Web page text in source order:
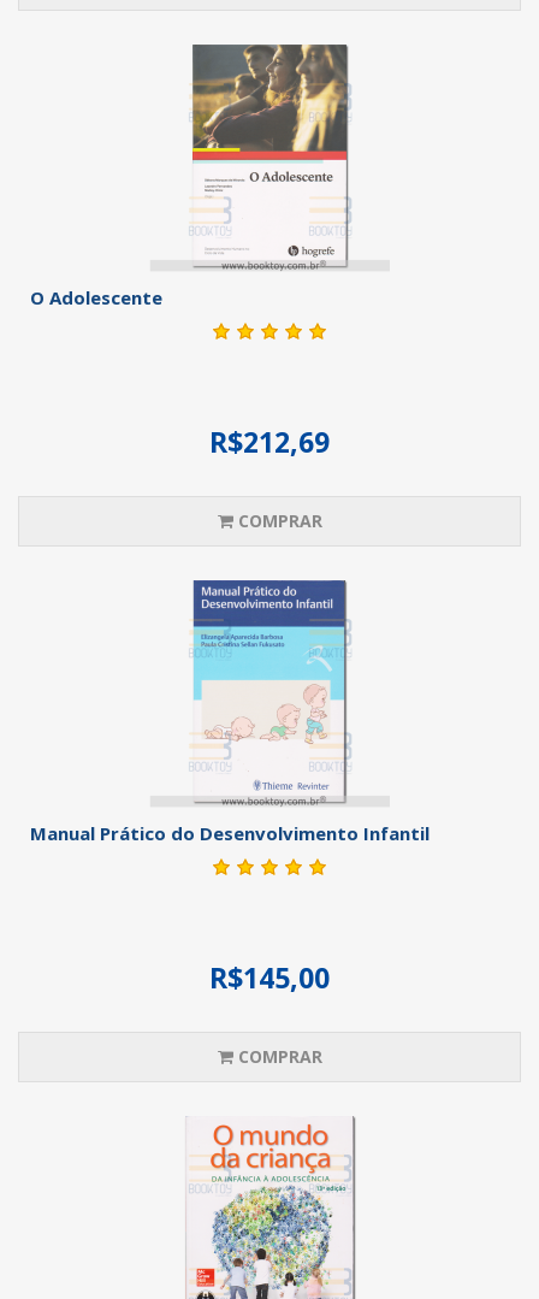
O Adolescente
R$212,69
COMPRAR
Manual Prático do Desenvolvimento Infantil
R$145,00
COMPRAR